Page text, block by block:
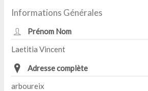
Informations Générales
Prénom Nom
Laetitia Vincent
Adresse complète
arboureix